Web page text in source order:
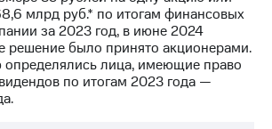
млрд руб.* по итогам финансовых
за 2023 год, в июне 2024
решение было принято акционерами.
определялись лица, имеющие право
по итогам 2023 года —